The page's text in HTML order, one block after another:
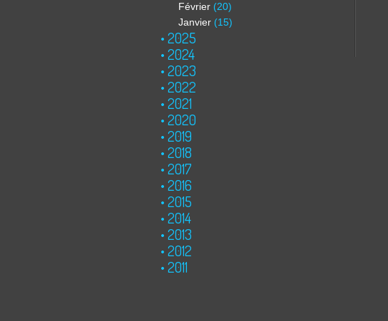
Février (20)
Janvier (15)
2025
2024
2023
2022
2021
2020
2019
2018
2017
2016
2015
2014
2013
2012
2011